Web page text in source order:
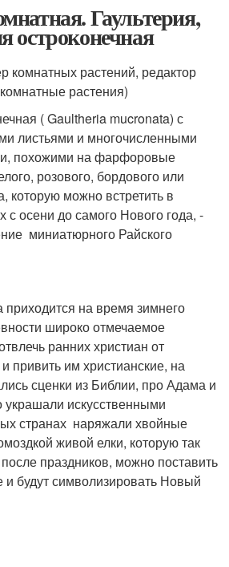
Гаультерия,
остроконечная
комнатных растений, редактор
растения)
( Gaultheria mucronata) с
листьями и многочисленными
похожими на фарфоровые
розового, бордового или
которую можно встретить в
с осени до самого Нового года, -
миниатюрного Райского
на время зимнего
широко отмечаемое
ранних христиан от
привить им христианские, на
сценки из Библии, про Адама и
украшали искусственными
странах наряжали хвойные
живой елки, которую так
праздников, можно поставить
и будут символизировать Новый